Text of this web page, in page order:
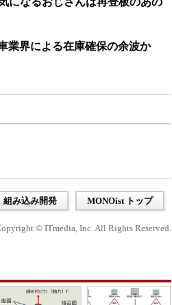
業界による在庫確保の余波か
組み込み開発 MONOist トップ
© ITmedia, Inc. All Rights Reserved.